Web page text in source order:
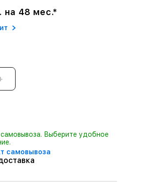
на 48 мес.*
Выберите удобное
самовывоза